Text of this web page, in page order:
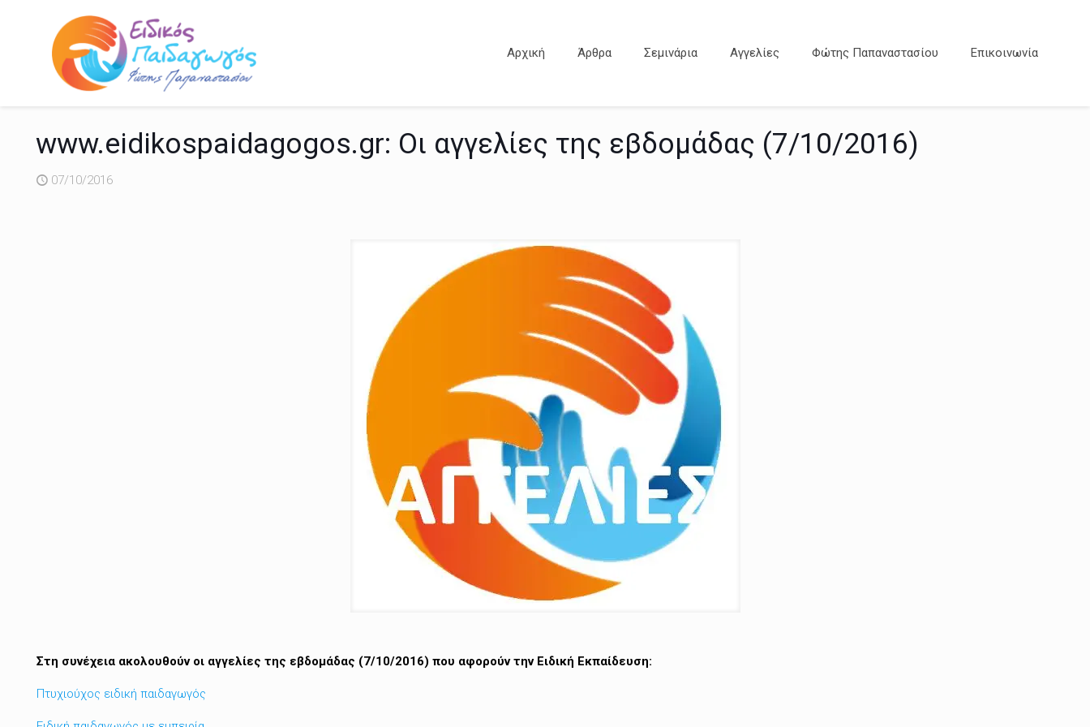
Αρχική Άρθρα Σεμινάρια Αγγελίες Φώτης Παπαναστασίου Επικοινωνία
www.eidikospaidagogos.gr: Οι αγγελίες της εβδομάδας (7/10/2016)
07/10/2016
Στη συνέχεια ακολουθούν οι αγγελίες της εβδομάδας (7/10/2016) που αφορούν την Ειδική Εκπαίδευση:
Πτυχιούχος ειδική παιδαγωγός